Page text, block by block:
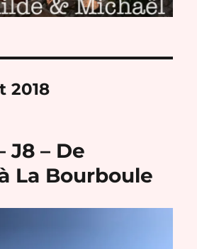
2018
J8 – De
La Bourboule